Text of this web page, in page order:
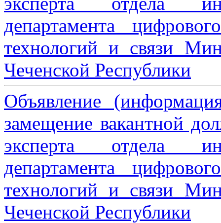
департамента
технологий и связи
Чеченской Республики
Объявление
замещение вакантной
эксперта отдела
департамента
технологий и связи
Чеченской Республики